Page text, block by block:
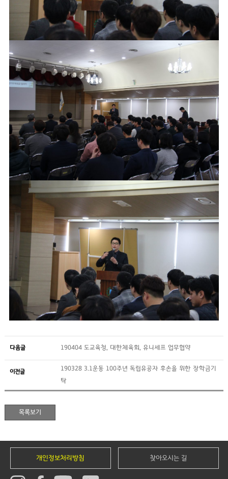
다음글 190404 도교육청, 대한체육회, 유니세프 업무협약
이전글
190328 3.1운동 100주년 독립유공자 후손을 위한 장학금기
탁
개인정보처리방침 찾아오시는 길